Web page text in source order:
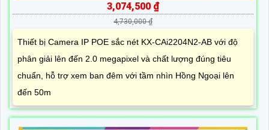
3,074,500 ₫
4,730,000 ₫
Thiết bị Camera IP POE sắc nét KX-CAi2204N2-AB với độ
phân giải lên đến 2.0 megapixel và chất lượng đúng tiêu
chuẩn, hỗ trợ xem ban đêm với tầm nhìn Hồng Ngoại lên
đến 50m